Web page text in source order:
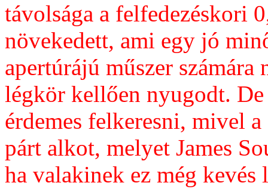
távolsága a felfedezéskori
növekedett, ami egy jó
apertúrájú műszer
légkör kellően nyugodt.
érdemes felkeresni, mivel
párt alkot, melyet James
ha valakinek ez még